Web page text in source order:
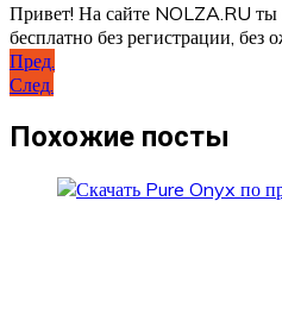
Привет! На сайте NOLZA.RU ты
бесплатно без регистрации, без
Навигация
по
записям
Пред.
След.
Похожие посты